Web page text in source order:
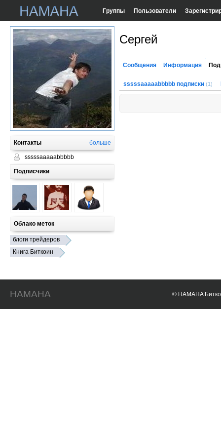
Группы Пользователи
Контакты больше
sssssaaaaabbbbb
Подписчики
Облако меток
блоги трейдеров
Книга Биткоин
Сергей
Сообщения Информация
sssssaaaaabbbbb подписки (1)
HAMAHA © HAMAHA